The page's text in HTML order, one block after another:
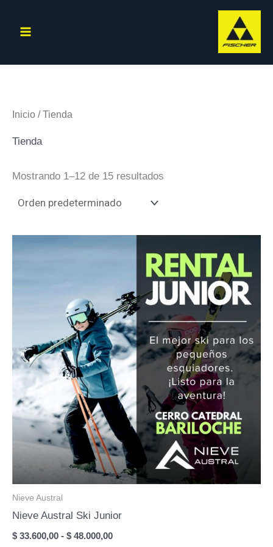
Inicio / Tienda
Tienda
Mostrando 1–12 de 15 resultados
Nieve Austral
Nieve Austral Ski Junior
$ 33.600,00 - $ 48.000,00Rango